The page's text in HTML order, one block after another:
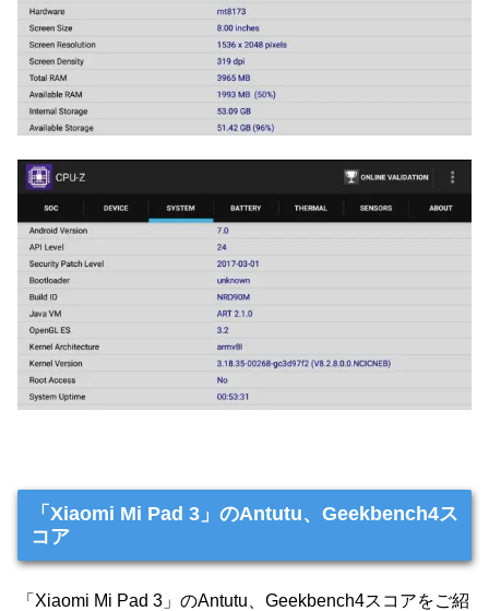
「Xiaomi Mi Pad 3」のAntutu、Geekbench4ス
コア
「Xiaomi Mi Pad 3」のAntutu、Geekbench4スコアをご紹